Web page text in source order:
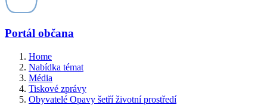
Portál občana
Home
Nabídka témat
Média
Tiskové zprávy
Obyvatelé Opavy šetří životní prostředí